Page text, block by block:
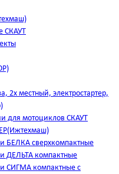
СКАУТ
2х местный, электростартер,
для мотоциклов СКАУТ
БЕЛКА сверхкомпактные
ДЕЛЬТА компактные
СИГМА компактные с